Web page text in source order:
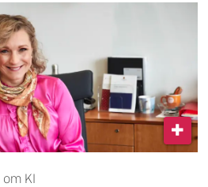
om KI